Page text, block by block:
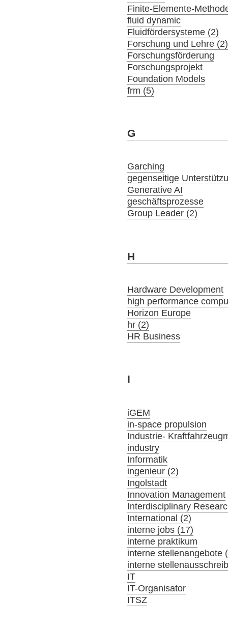
Finite-Elemente-
fluid dynamic
Fluidfördersysteme (2)
Forschung und Lehre (2)
Forschungsförderung
Forschungsprojekt
Foundation Models
frm (5)
G
Garching
gegenseitige
Generative AI
geschäftsprozesse
Group Leader (2)
H
Hardware Development
high performance
Horizon Europe
hr (2)
HR Business
I
iGEM
in-space propulsion
Industrie-
industry
Informatik
ingenieur (2)
Ingolstadt
Innovation Management
Interdisciplinary
International (2)
interne jobs (17)
interne praktikum
interne stellenangebote
interne
IT
IT-Organisator
ITSZ